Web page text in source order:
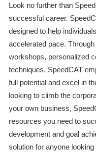
Look no further than
successful career.
designed to help
accelerated pace.
workshops, personalized
techniques, SpeedCAT
full potential and excel in
looking to climb the
your own business,
resources you need to
development and goal
solution for anyone